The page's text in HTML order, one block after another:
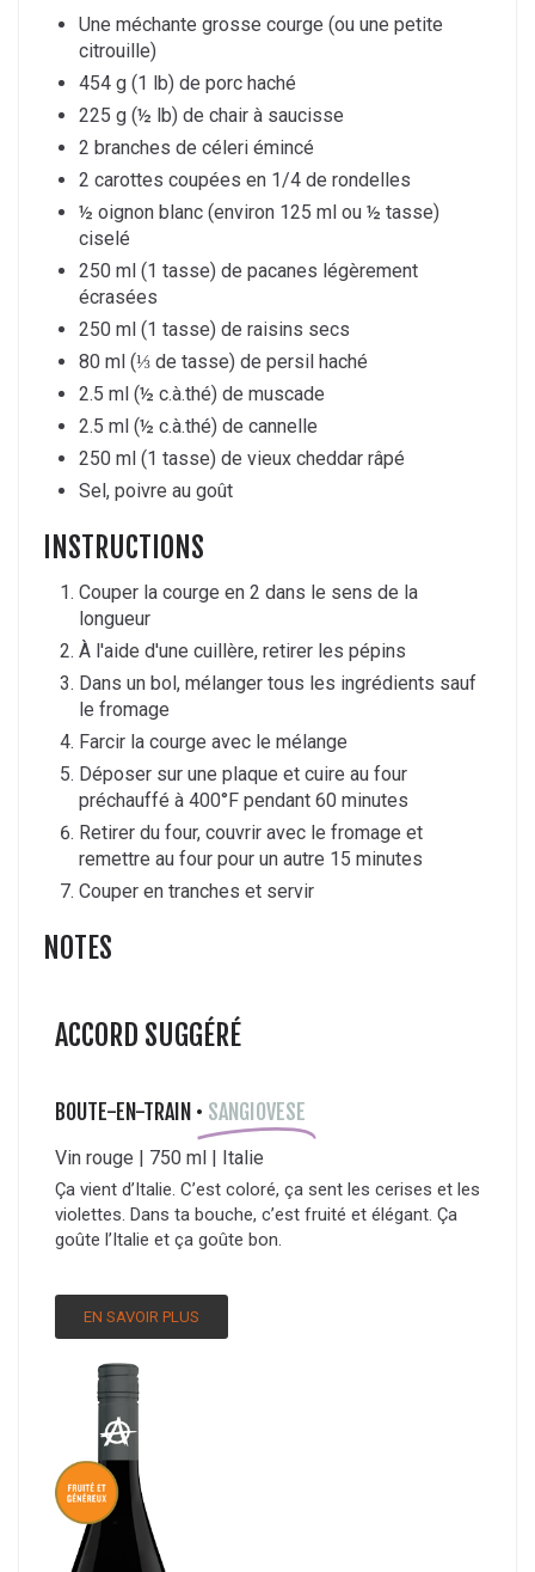
Une méchante grosse courge (ou une petite
citrouille)
454 g (1 lb) de porc haché
225 g (½ lb) de chair à saucisse
2 branches de céleri émincé
2 carottes coupées en 1/4 de rondelles
½ oignon blanc (environ 125 ml ou ½ tasse)
ciselé
250 ml (1 tasse) de pacanes légèrement
écrasées
250 ml (1 tasse) de raisins secs
80 ml (⅓ de tasse) de persil haché
2.5 ml (½ c.à.thé) de muscade
2.5 ml (½ c.à.thé) de cannelle
250 ml (1 tasse) de vieux cheddar râpé
Sel, poivre au goût
INSTRUCTIONS
Couper la courge en 2 dans le sens de la
longueur
À l'aide d'une cuillère, retirer les pépins
Dans un bol, mélanger tous les ingrédients sauf
le fromage
Farcir la courge avec le mélange
Déposer sur une plaque et cuire au four
préchauffé à 400°F pendant 60 minutes
Retirer du four, couvrir avec le fromage et
remettre au four pour un autre 15 minutes
Couper en tranches et servir
NOTES
ACCORD SUGGÉRÉ
BOUTE-EN-TRAIN • SANGIOVESE
Vin rouge | 750 ml | Italie
Ça vient d’Italie. C’est coloré, ça sent les cerises et les
violettes. Dans ta bouche, c’est fruité et élégant. Ça
goûte l’Italie et ça goûte bon.
EN SAVOIR PLUS